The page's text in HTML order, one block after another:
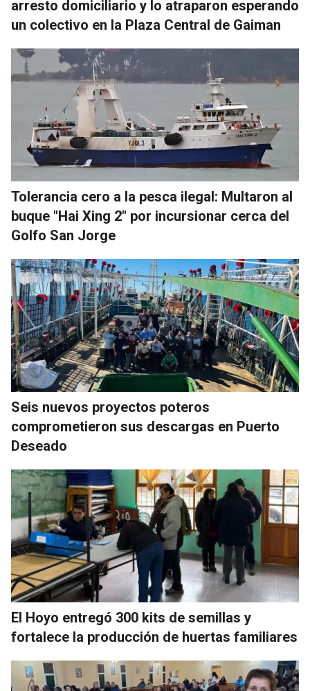
arresto domiciliario y lo atraparon esperando
un colectivo en la Plaza Central de Gaiman
Tolerancia cero a la pesca ilegal: Multaron al
buque "Hai Xing 2" por incursionar cerca del
Golfo San Jorge
Seis nuevos proyectos poteros
comprometieron sus descargas en Puerto
Deseado
El Hoyo entregó 300 kits de semillas y
fortalece la producción de huertas familiares